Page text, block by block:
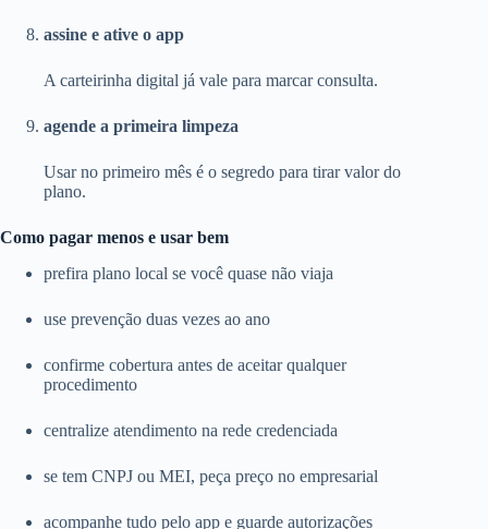
assine e ative o app
A carteirinha digital já vale para marcar consulta.
agende a primeira limpeza
Usar no primeiro mês é o segredo para tirar valor do
plano.
Como pagar menos e usar bem
prefira plano local se você quase não viaja
use prevenção duas vezes ao ano
confirme cobertura antes de aceitar qualquer
procedimento
centralize atendimento na rede credenciada
se tem CNPJ ou MEI, peça preço no empresarial
acompanhe tudo pelo app e guarde autorizações